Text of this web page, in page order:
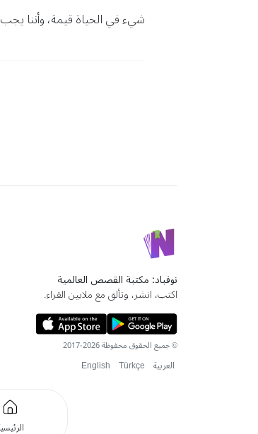
شيء في الحياة قيمة، وأننا
نوفباد: مكتبة القصص العالمية
اكتب، انشر، وتألق مع ملايين القراء.
© جميع الحقوق محفوظة 2026-2017
العربية English Türkçe